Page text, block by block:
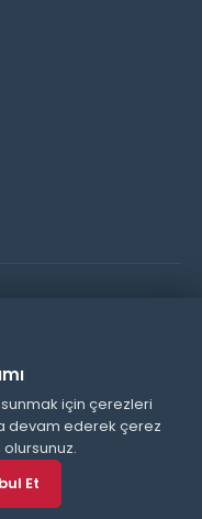
için çerezleri
devam ederek çerez
olursunuz.
Et
aşmak için
{
ile sticky
{